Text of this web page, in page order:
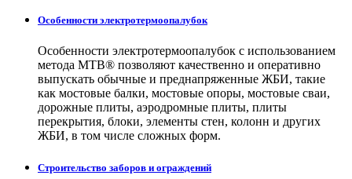
Особенности электротермоопалубок
Особенности электротермоопалубок с использованием
метода МТВ® позволяют качественно и оперативно
выпускать обычные и преднапряженные ЖБИ, такие
как мостовые балки, мостовые опоры, мостовые сваи,
дорожные плиты, аэродромные плиты, плиты
перекрытия, блоки, элементы стен, колонн и других
ЖБИ, в том числе сложных форм.
Строительство заборов и ограждений